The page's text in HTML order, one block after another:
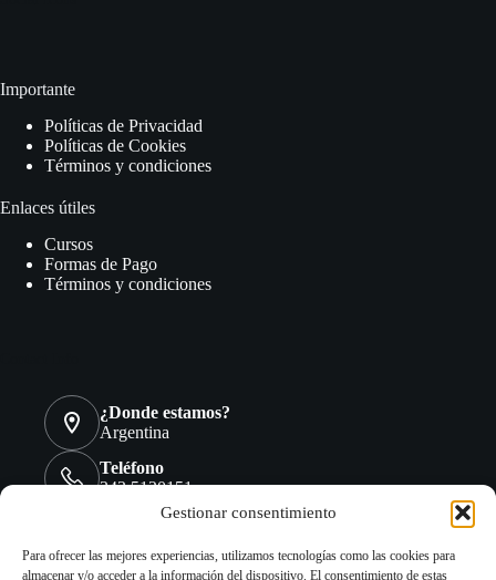
Gestionar consentimiento
Para ofrecer las mejores experiencias, utilizamos tecnologías como las cookies para
almacenar y/o acceder a la información del dispositivo. El consentimiento de estas
Importante
Políticas de Privacidad
Políticas de Cookies
Términos y condiciones
Enlaces útiles
Cursos
Formas de Pago
Términos y condiciones
¿Donde estamos?
Argentina
Teléfono
343 5120151
WhatsApp